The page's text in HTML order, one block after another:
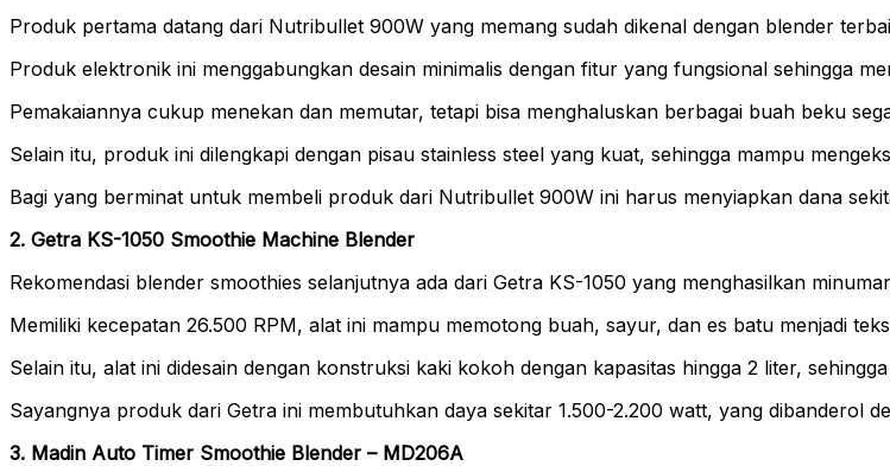
Produk pertama datang dari Nutribullet 900W yang memang sudah dikenal dengan blender
Produk elektronik ini menggabungkan desain minimalis dengan fitur yang fungsional sehingga
Pemakaiannya cukup menekan dan memutar, tetapi bisa menghaluskan berbagai buah beku
Selain itu, produk ini dilengkapi dengan pisau stainless steel yang kuat, sehingga mampu
Bagi yang berminat untuk membeli produk dari Nutribullet 900W ini harus menyiapkan dana
2. Getra KS-1050 Smoothie Machine Blender
Rekomendasi blender smoothies selanjutnya ada dari Getra KS-1050 yang menghasilkan
Memiliki kecepatan 26.500 RPM, alat ini mampu memotong buah, sayur, dan es batu menjadi
Selain itu, alat ini didesain dengan konstruksi kaki kokoh dengan kapasitas hingga 2 liter,
Sayangnya produk dari Getra ini membutuhkan daya sekitar 1.500-2.200 watt, yang dibanderol
3. Madin Auto Timer Smoothie Blender – MD206A